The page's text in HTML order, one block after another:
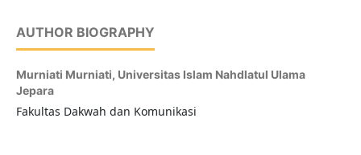
AUTHOR BIOGRAPHY
Murniati Murniati, Universitas Islam Nahdlatul Ulama
Jepara
Fakultas Dakwah dan Komunikasi